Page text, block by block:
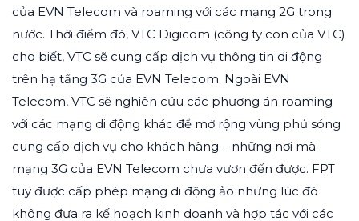
của EVN Telecom và roaming với các mạng 2G trong
nước. Thời điểm đó, VTC Digicom (công ty con của VTC)
cho biết, VTC sẽ cung cấp dịch vụ thông tin di động
trên hạ tầng 3G của EVN Telecom. Ngoài EVN
Telecom, VTC sẽ nghiên cứu các phương án roaming
với các mạng di động khác để mở rộng vùng phủ sóng
cung cấp dịch vụ cho khách hàng – những nơi mà
mạng 3G của EVN Telecom chưa vươn đến được. FPT
tuy được cấp phép mạng di động ảo nhưng lúc đó
không đưa ra kế hoạch kinh doanh và hợp tác với các